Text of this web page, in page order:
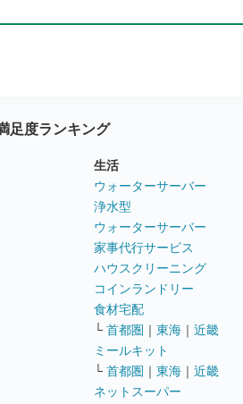
足度ランキング
生活
ウォーターサーバー
浄水型
ウォーターサーバー
家事代行サービス
ハウスクリーニング
コインランドリー
食材宅配
└ 首都圏 ｜ 東海 ｜ 近畿
ミールキット
└ 首都圏 ｜ 東海 ｜ 近畿
ネットスーパー